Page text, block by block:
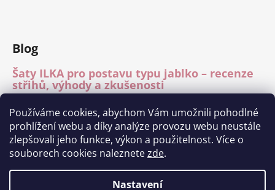
Používáme cookies, abychom Vám umožnili pohodlné
prohlížení webu a díky analýze provozu webu neustále
zlepšovali jeho funkce, výkon a použitelnost. Více o
souborech cookies naleznetezde.
Nastavení
Blog
Šaty ILKA pro postavu typu jablko – recenze
střihů, výhody a zkušenosti
Mléčné hedvábí – recenze materiálu
15.7.2026
Módní přehlídka Charita Tábor 11.6.2026
1.7.2026